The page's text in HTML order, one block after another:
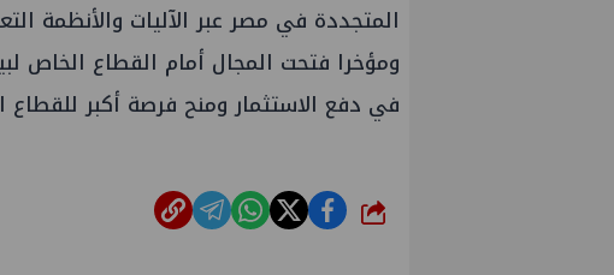
المتجددة في مصر عبر الآليات والأنظمة
ومؤخرا فتحت المجال أمام القطاع الخاص
في دفع الاستثمار ومنح فرصة أكبر
شارك
أمن الطاقة ضمن خطة التنمية الاقتصادية